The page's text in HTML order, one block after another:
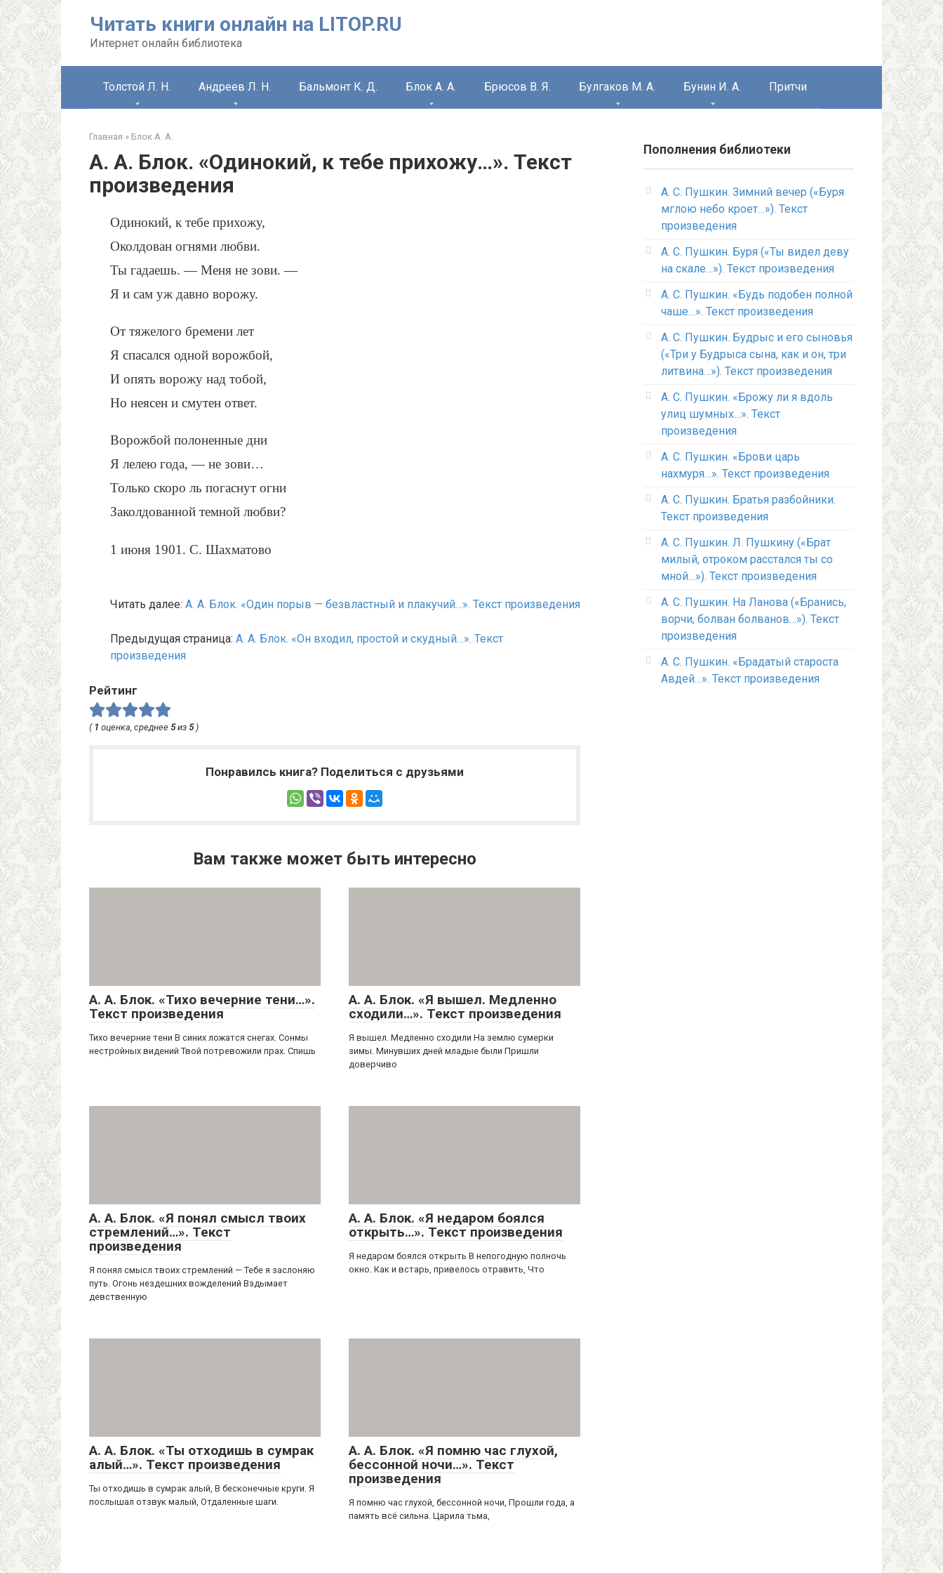
Читать книги онлайн на LITOP.RU
Интернет онлайн библиотека
Толстой Л. Н. Андреев Л. Н. Бальмонт К. Д. Блок А. А. Брюсов В. Я. Булгаков М. А. Бунин И. А. Притчи
Главная » Блок А. А.
А. А. Блок. «Одинокий, к тебе прихожу…». Текст
произведения
Одинокий, к тебе прихожу,
Околдован огнями любви.
Ты гадаешь. — Меня не зови. —
Я и сам уж давно ворожу.
От тяжелого бремени лет
Я спасался одной ворожбой,
И опять ворожу над тобой,
Но неясен и смутен ответ.
Ворожбой полоненные дни
Я лелею года, — не зови…
Только скоро ль погаснут огни
Заколдованной темной любви?
1 июня 1901. С. Шахматово
Читать далее: А. А. Блок. «Один порыв — безвластный и плакучий…». Текст произведения
Предыдущая страница: А. А. Блок. «Он входил, простой и скудный…». Текст
произведения
Рейтинг
( 1 оценка, среднее 5из 5)
Понравилсь книга? Поделиться с друзьями
Вам также может быть интересно
А. А. Блок. «Тихо вечерние тени…».
Текст произведения
Тихо вечерние тени В синих ложатся снегах. Сонмы
нестройных видений Твой потревожили прах. Спишь
А. А. Блок. «Я вышел. Медленно
сходили…». Текст произведения
Я вышел. Медленно сходили На землю сумерки
зимы. Минувших дней младые были Пришли
доверчиво
А. А. Блок. «Я понял смысл твоих
стремлений…». Текст
произведения
Я понял смысл твоих стремлений — Тебе я заслоняю
путь. Огонь нездешних вожделений Вздымает
девственную
А. А. Блок. «Я недаром боялся
открыть…». Текст произведения
Я недаром боялся открыть В непогодную полночь
окно. Как и встарь, привелось отравить, Что
А. А. Блок. «Ты отходишь в сумрак
алый…». Текст произведения
Ты отходишь в сумрак алый, В бесконечные круги. Я
послышал отзвук малый, Отдаленные шаги.
А. А. Блок. «Я помню час глухой,
бессонной ночи…». Текст
произведения
Я помню час глухой, бессонной ночи, Прошли года, а
память всё сильна. Царила тьма,
Пополнения библиотеки
А. С. Пушкин. Зимний вечер («Буря
мглою небо кроет…»). Текст
произведения
А. С. Пушкин. Буря («Ты видел деву
на скале…»). Текст произведения
А. С. Пушкин. «Будь подобен полной
чаше…». Текст произведения
А. С. Пушкин. Будрыс и его сыновья
(«Три у Будрыса сына, как и он, три
литвина…»). Текст произведения
А. С. Пушкин. «Брожу ли я вдоль
улиц шумных…». Текст
произведения
А. С. Пушкин. «Брови царь
нахмуря…». Текст произведения
А. С. Пушкин. Братья разбойники.
Текст произведения
А. С. Пушкин. Л. Пушкину («Брат
милый, отроком расстался ты со
мной…»). Текст произведения
А. С. Пушкин. На Ланова («Бранись,
ворчи, болван болванов…»). Текст
произведения
А. С. Пушкин. «Брадатый староста
Авдей…». Текст произведения